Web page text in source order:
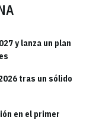
y lanza un plan
tras un sólido
en el primer